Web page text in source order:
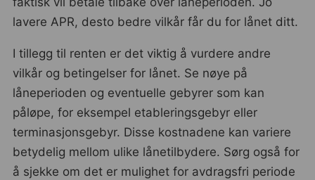
lavere APR, desto bedre vilkår får du for lånet ditt.
I tillegg til renten er det viktig å vurdere andre
vilkår og betingelser for lånet. Se nøye på
låneperioden og eventuelle gebyrer som kan
påløpe, for eksempel etableringsgebyr eller
terminasjonsgebyr. Disse kostnadene kan variere
betydelig mellom ulike lånetilbydere. Sørg også for
å sjekke om det er mulighet for avdragsfri periode